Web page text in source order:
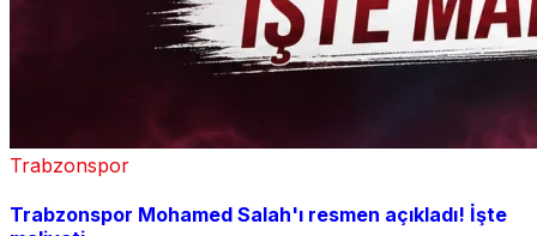
Trabzonspor
Trabzonspor Mohamed Salah'ı resmen açıkladı! İşte